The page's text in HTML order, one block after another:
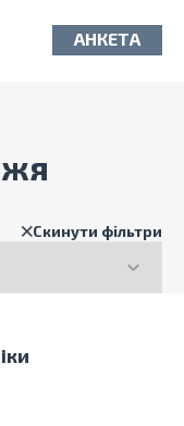
АНКЕТА
Скинути фільтри